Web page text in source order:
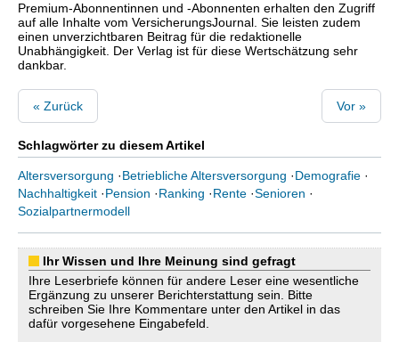
Premium-Abonnentinnen und -Abonnenten erhalten den Zugriff
auf alle Inhalte vom VersicherungsJournal. Sie leisten zudem
einen unverzichtbaren Beitrag für die redaktionelle
Unabhängigkeit. Der Verlag ist für diese Wertschätzung sehr
dankbar.
« Zurück Vor »
Schlagwörter zu diesem Artikel
Altersversorgung ·Betriebliche Altersversorgung ·Demografie ·
Nachhaltigkeit ·Pension ·Ranking ·Rente ·Senioren ·
Sozialpartnermodell
Ihr Wissen und Ihre Meinung sind gefragt
Ihre Leserbriefe können für andere Leser eine wesentliche
Ergänzung zu unserer Berichterstattung sein. Bitte
schreiben Sie Ihre Kommentare unter den Artikel in das
dafür vorgesehene Eingabefeld.